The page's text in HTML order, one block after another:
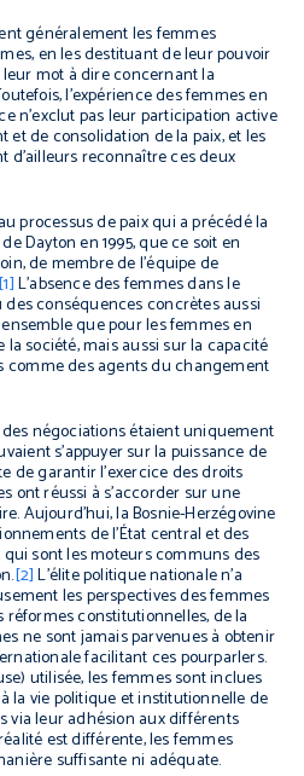
généralement les femmes
en les destituant de leur pouvoir
mot à dire concernant la
l'expérience des femmes en
n'exclut pas leur participation active
et de consolidation de la paix, et les
d'ailleurs reconnaître ces deux
processus de paix qui a précédé la
Dayton en 1995, que ce soit en
de membre de l'équipe de
[1]L'absence des femmes dans le
conséquences concrètes aussi
que pour les femmes en
société, mais aussi sur la capacité
comme des agents du changement
des négociations étaient uniquement
s'appuyer sur la puissance de
de garantir l'exercice des droits
ont réussi à s'accorder sur une
Aujourd'hui, la Bosnie-Herzégovine
de l'État central et des
sont les moteurs communs des
[2]L'élite politique nationale n'a
les perspectives des femmes
constitutionnelles, de la
ne sont jamais parvenues à obtenir
facilitant ces pourparlers.
utilisée, les femmes sont inclues
la vie politique et institutionnelle de
via leur adhésion aux différents
est différente, les femmes
suffisante ni adéquate.